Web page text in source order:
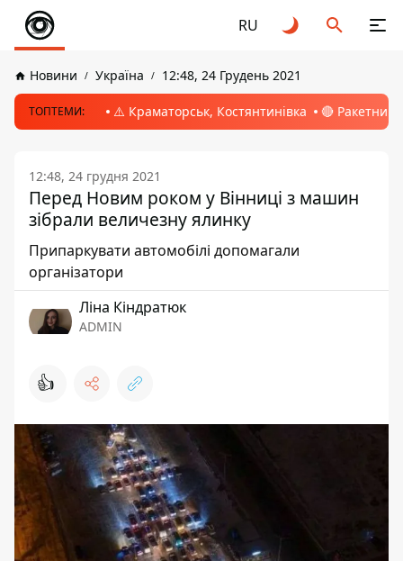
RU
Новини Україна 12:48, 24 Грудень 2021
ТОПТЕМИ: ⚠️ Краматорськ, Костянтинівка 🔴 Ракетний
12:48, 24 грудня 2021
Перед Новим роком у Вінниці з машин
зібрали величезну ялинку
Припаркувати автомобілі допомагали
організатори
Ліна Кіндратюк
ADMIN
👍